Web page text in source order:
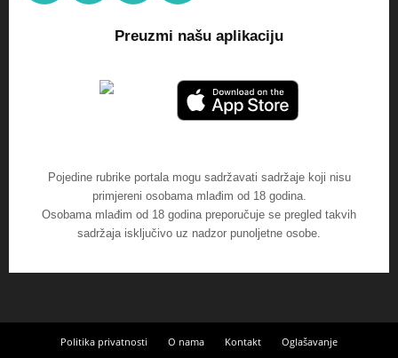
Preuzmi našu aplikaciju
Pojedine rubrike portala mogu sadržavati sadržaje koji nisu
primjereni osobama mlađim od 18 godina.
Osobama mlađim od 18 godina preporučuje se pregled takvih
sadržaja isključivo uz nadzor punoljetne osobe.
Politika privatnosti O nama Kontakt
Oglašavanje